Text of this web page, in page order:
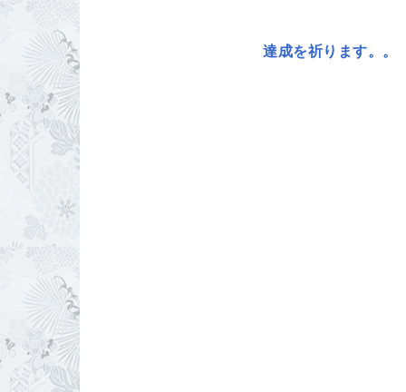
達成を祈ります。。